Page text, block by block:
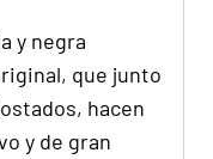
y negra
que junto
hacen
y de gran